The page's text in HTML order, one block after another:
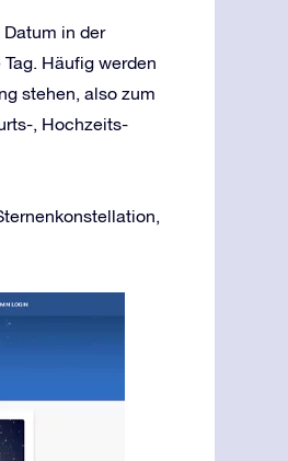
in der
Häufig werden
stehen, also zum
, Hochzeits-